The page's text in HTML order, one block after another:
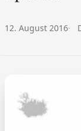
Veröffentlicht am:
12. August 2016